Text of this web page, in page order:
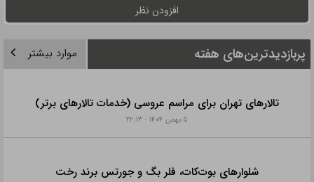
افزودن نظر
پربازدیدترین‌های هفته موارد بیشتر
تالارهای تهران برای مراسم عروسی (خدمات تالارهای برتر)
۵ بهمن ۱۴۰۴ - ۲۲:۱۳
شلوارهای بوت‌کات، فلر بگ و جورتس برند رخت